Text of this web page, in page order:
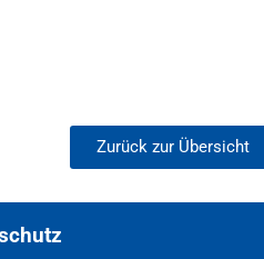
Zurück zur Übersicht